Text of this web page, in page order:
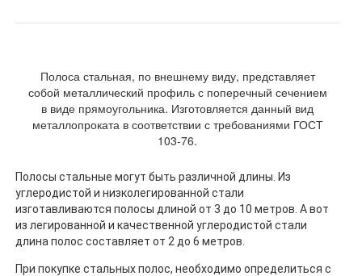
Полоса стальная, по внешнему виду, представляет
собой металлический профиль с поперечный сечением
в виде прямоугольника. Изготовляется данный вид
металлопроката в соответствии с требованиями ГОСТ
103-76.
Полосы стальные могут быть различной длины. Из
углеродистой и низколегированной стали
изготавливаются полосы длиной от 3 до 10 метров. А вот
из легированной и качественной углеродистой стали
длина полос составляет от 2 до 6 метров.
При покупке стальных полос, необходимо определиться с